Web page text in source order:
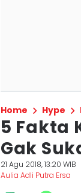
Home Hype
5 Fakta
Gak
21 Agu 2018, 13:20 WIB
Aulia Adli Putra Ersa